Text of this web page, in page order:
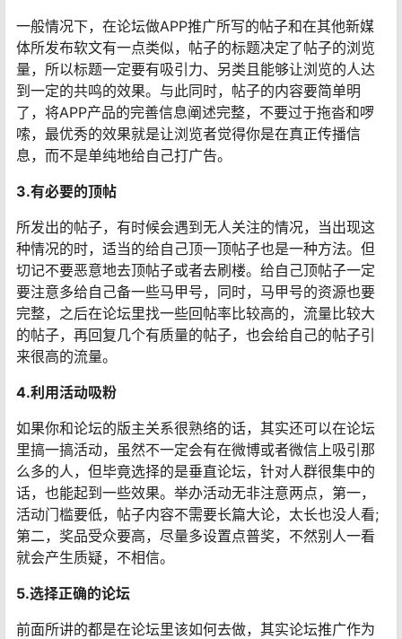
一般情况下，在论坛做APP推广所写的帖子和在其他新媒
体所发布软文有一点类似，帖子的标题决定了帖子的浏览
量，所以标题一定要有吸引力、另类且能够让浏览的人达
到一定的共鸣的效果。与此同时，帖子的内容要简单明
了，将APP产品的完善信息阐述完整，不要过于拖沓和啰
嗦，最优秀的效果就是让浏览者觉得你是在真正传播信
息，而不是单纯地给自己打广告。
3.有必要的顶帖
所发出的帖子，有时候会遇到无人关注的情况，当出现这
种情况的时，适当的给自己顶一顶帖子也是一种方法。但
切记不要恶意地去顶帖子或者去刷楼。给自己顶帖子一定
要注意多给自己备一些马甲号，同时，马甲号的资源也要
完整，之后在论坛里找一些回帖率比较高的，流量比较大
的帖子，再回复几个有质量的帖子，也会给自己的帖子引
来很高的流量。
4.利用活动吸粉
如果你和论坛的版主关系很熟络的话，其实还可以在论坛
里搞一搞活动，虽然不一定会有在微博或者微信上吸引那
么多的人，但毕竟选择的是垂直论坛，针对人群很集中的
话，也能起到一些效果。举办活动无非注意两点，第一，
活动门槛要低，帖子内容不需要长篇大论，太长也没人看;
第二，奖品受众要高，尽量多设置点普奖，不然别人一看
就会产生质疑，不相信。
5.选择正确的论坛
前面所讲的都是在论坛里该如何去做，其实论坛推广作为